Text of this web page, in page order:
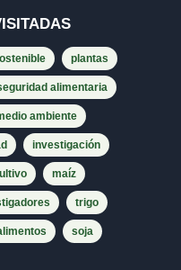
plantas
alimentaria
ambiente
investigación
maíz
trigo
soja